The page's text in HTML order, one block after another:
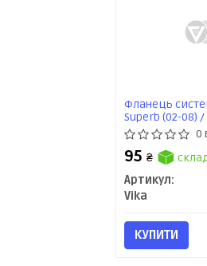
Фланець
Superb (02-08) /
(96-00) / Audi A4
(11210609601)
0
95 ₴
Артикул:
Vika
КУПИТИ